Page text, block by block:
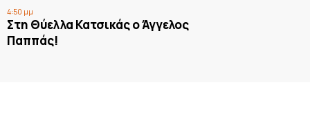
4:50 μμ
Στη Θύελλα Κατσικάς ο Άγγελος
Παππάς!